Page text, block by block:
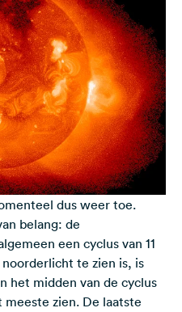
dus weer toe.
belang: de
een cyclus van 11
te zien is, is
het midden van de cyclus
zien. De laatste